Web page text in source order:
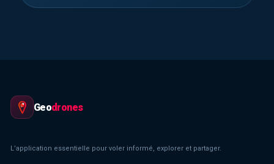
Geodrones
L’application essentielle pour voler informé, explorer et partager.